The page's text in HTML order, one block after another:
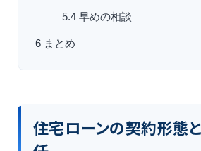
5.4 早めの相談
6 まとめ
住宅ローンの契約形態